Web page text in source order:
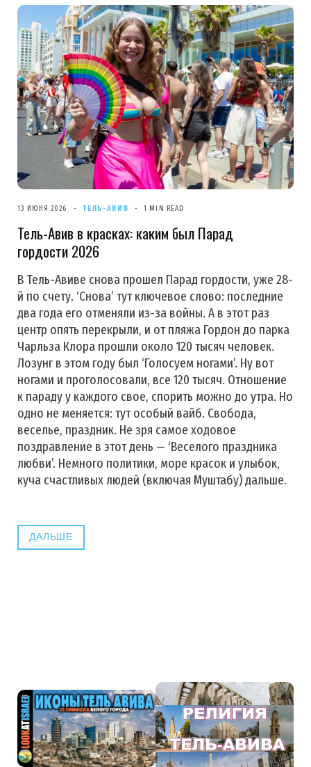
13 ИЮНЯ 2026 ТЕЛЬ-АВИВ 1 MIN READ
Тель-Авив в красках: каким был Парад
гордости 2026
В Тель-Авиве снова прошел Парад гордости, уже 28-
й по счету. ‘Снова’ тут ключевое слово: последние
два года его отменяли из-за войны. А в этот раз
центр опять перекрыли, и от пляжа Гордон до парка
Чарльза Клора прошли около 120 тысяч человек.
Лозунг в этом году был ‘Голосуем ногами’. Ну вот
ногами и проголосовали, все 120 тысяч. Отношение
к параду у каждого свое, спорить можно до утра. Но
одно не меняется: тут особый вайб. Свобода,
веселье, праздник. Не зря самое ходовое
поздравление в этот день — ‘Веселого праздника
любви’. Немного политики, море красок и улыбок,
куча счастливых людей (включая Муштабу) дальше.
ДАЛЬШЕ